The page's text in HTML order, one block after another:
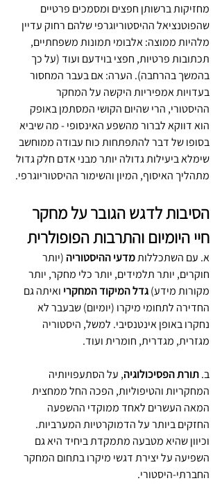
מחזיקות ברשותן חפצים ומסמכים פרטיים
שהפוטנציאל ההיסטוריוגרפי שלהם רחוק עדיין
מלהיות ממוצה: אלבומי תמונות משפחתיים,
תכתובות פרטיות, חפצי בוידעם ועוד (על כך
בהמשך בהרחבה). הערה: אם בעבר המחסור
בעדויות אמפיריות היקשה על המחקר
ההיסטורי, הרי שהיום הקושי המסתמן באופק
הוא דווקא לברור מהשפע האינסופי - מה שיביא
בסופו של דבר להתפתחות כוח עבודה ממוחשב
שימלא ביעילות גדולה יותר מבני אדם חלק גדול
מתהליך האיסוף, המיון והשימור ההיסטוריוגרפי.
הסיבות לדגש הגובר על מחקר
חיי היומיום והתרבות הפופולרית
א. עם השתכללות מדעי ההיסטוריה (יותר
חוקרים, יותר תלמידים, יותר כלי מחקר, יותר
מקורות מידע) גדל המיקוד המחקרי ואיתה גם
החדירה לתחומי מיקרו (יומיום) שבעבר לא
נחקרו באופן אינטנסיבי. למשל, היסטוריה
מגזרית, מגדרית, חומרית ועוד.
ב. תורת הפסיכולוגיה, על הסתעפויותיה
המחקריות והטיפוליות, הפכה החל ממחצית
המאה העשרים לאחד ממוקדי ההשפעה
החזקים ביותר על הדמוקרטיות המערביות.
וכיוון שהיא מטבעה מתמקדת ביחיד היא גם
השפיעה על יצירת דגשי מיקרו בתחום המחקר
החברתי-היסטורי.